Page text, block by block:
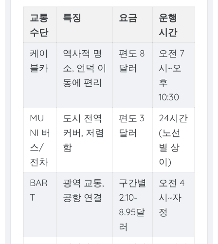
교통
수단
특징 요금
운행
시간
케이
블카
역사적 명
소, 언덕 이
동에 편리
편도 8
달러
오전 7
시~오
후
10:30
MU
NI 버
스/
전차
도시 전역
커버, 저렴
함
편도 3
달러
24시간
(노선
별 상
이)
BAR
T
광역 교통,
공항 연결
구간별
2.10-
8.95달
러
오전 4
시~자
정